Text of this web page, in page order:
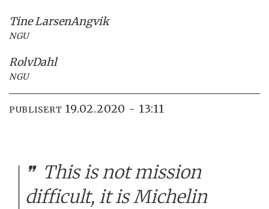
Tine LarsenAngvik
NGU
RolvDahl
NGU
PUBLISERT 19.02.2020 - 13:11
This is not mission
difficult, it is Michelin